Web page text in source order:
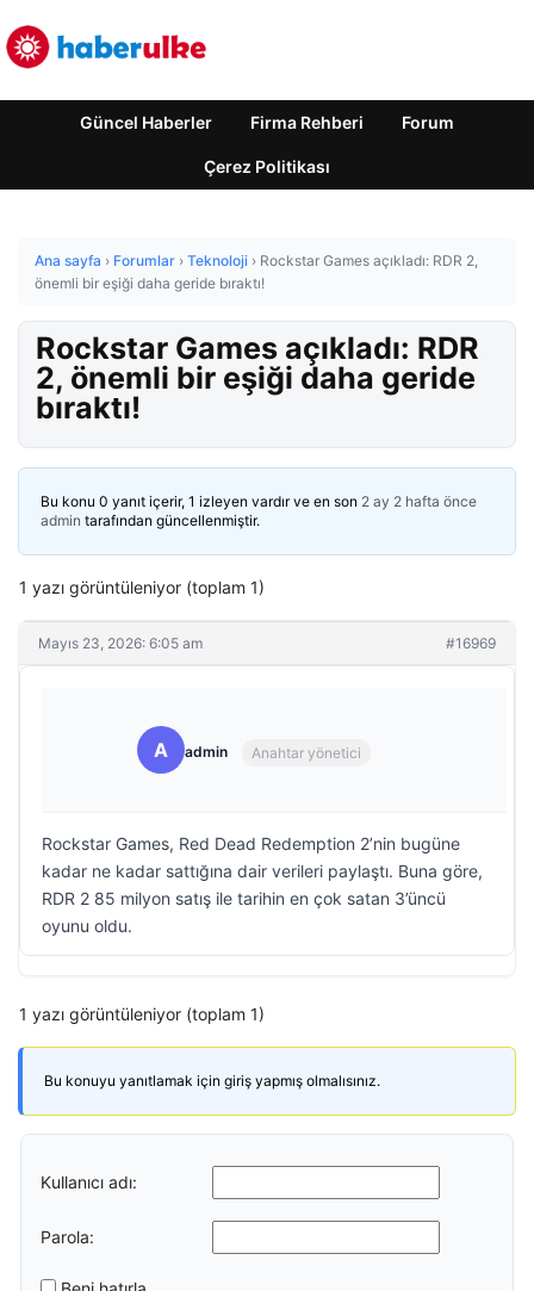
Güncel Haberler Firma Rehberi Forum
Çerez Politikası
Ana sayfa › Forumlar › Teknoloji › Rockstar Games açıkladı: RDR 2,
önemli bir eşiği daha geride bıraktı!
Rockstar Games açıkladı: RDR
2, önemli bir eşiği daha geride
bıraktı!
Bu konu 0 yanıt içerir, 1 izleyen vardır ve en son 2 ay 2 hafta önce
admin tarafından güncellenmiştir.
1 yazı görüntüleniyor (toplam 1)
Mayıs 23, 2026: 6:05 am #16969
A admin Anahtar yönetici
Rockstar Games, Red Dead Redemption 2’nin bugüne
kadar ne kadar sattığına dair verileri paylaştı. Buna göre,
RDR 2 85 milyon satış ile tarihin en çok satan 3’üncü
oyunu oldu.
1 yazı görüntüleniyor (toplam 1)
Bu konuyu yanıtlamak için giriş yapmış olmalısınız.
Kullanıcı adı:
Parola: